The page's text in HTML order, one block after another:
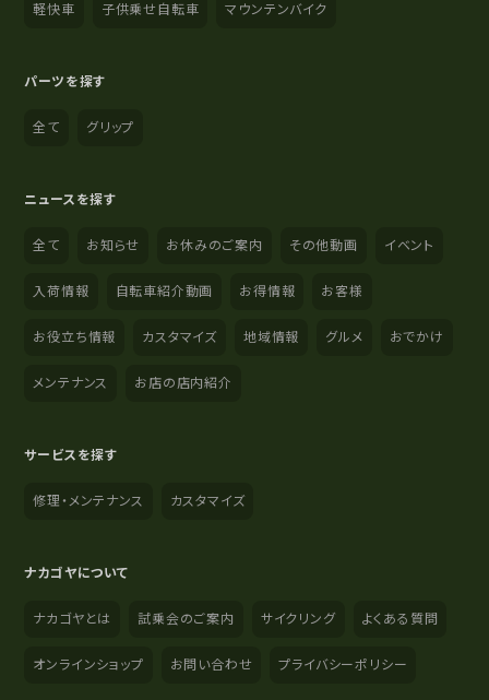
軽快車 子供乗せ自転車 マウンテンバイク
パーツを探す
全て グリップ
ニュースを探す
全て お知らせ お休みのご案内 その他動画 イベント
入荷情報 自転車紹介動画 お得情報 お客様
お役立ち情報 カスタマイズ 地域情報 グルメ おでかけ
メンテナンス お店の店内紹介
サービスを探す
修理・メンテナンス カスタマイズ
ナカゴヤについて
ナカゴヤとは 試乗会のご案内 サイクリング よくある質問
オンラインショップ お問い合わせ プライバシーポリシー